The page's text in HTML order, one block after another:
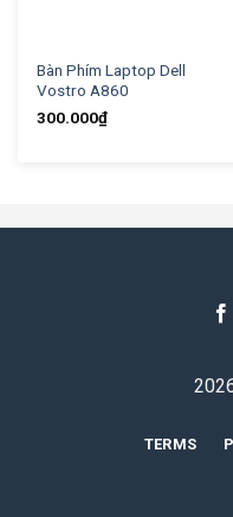
Bàn Phím Laptop Dell
Vostro A860
300.000₫
TERMS